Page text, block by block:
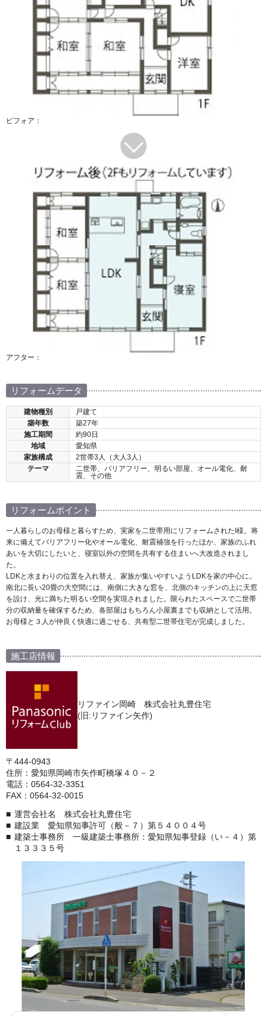
ビフォア：
アフター：
リフォームデータ
建物種別
戸建て
築年数
築27年
施工期間
約90日
地域
愛知県
家族構成
2世帯3人（大人3人）
テーマ
二世帯、バリアフリー、明るい部屋、オール電化、耐
震、その他
リフォームポイント
一人暮らしのお母様と暮らすため、実家を二世帯用にリフォームされたI様。将
来に備えてバリアフリー化やオール電化、耐震補強を行ったほか、家族のふれ
あいを大切にしたいと、寝室以外の空間を共有する住まいへ大改造されまし
た。
LDKと水まわりの位置を入れ替え、家族が集いやすいようLDKを家の中心に。
南北に長い20畳の大空間には、南側に大きな窓を、北側のキッチンの上に天窓
を設け、光に満ちた明るい空間を実現されました。限られたスペースで二世帯
分の収納量を確保するため、各部屋はもちろん小屋裏までも収納として活用。
お母様と３人が仲良く快適に過ごせる、共有型二世帯住宅が完成しました。
施工店情報
リファイン岡崎 株式会社丸豊住宅
(旧:リファイン矢作)
〒444-0943
住所：愛知県岡崎市矢作町橋塚４０－２
電話：0564-32-3351
FAX：0564-32-0015
運営会社名 株式会社丸豊住宅
建設業 愛知県知事許可（般－７）第５４００４号
建築士事務所 一級建築士事務所：愛知県知事登録（い－４）第
１３３３５号